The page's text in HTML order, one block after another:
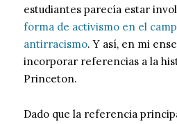
estudiantes parecía estar
forma de activismo en el
antirracismo. Y así, en mi
incorporar referencias a la
Princeton.
Dado que la referencia